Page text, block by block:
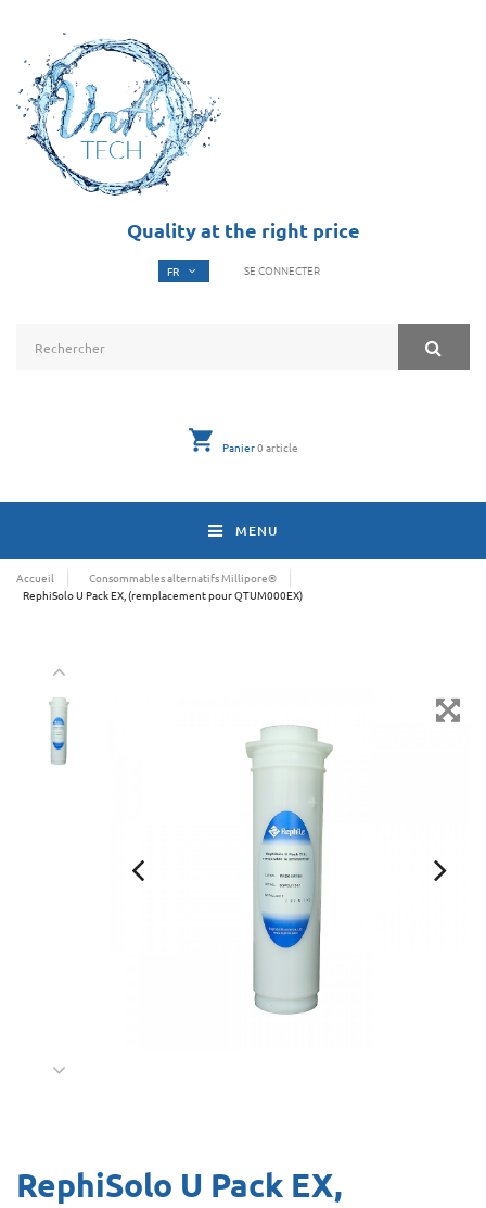
Quality at the right price
SE CONNECTER
Panier0 article
MENU
Accueil
Consommables alternatifs Millipore®
RephiSolo U Pack EX, (remplacement pour QTUM000EX)
RephiSolo U Pack EX,